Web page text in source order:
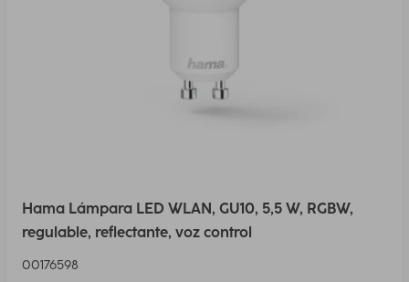
Hama Lámpara LED WLAN, GU10, 5,5 W, RGBW,
regulable, reflectante, voz control
00176598